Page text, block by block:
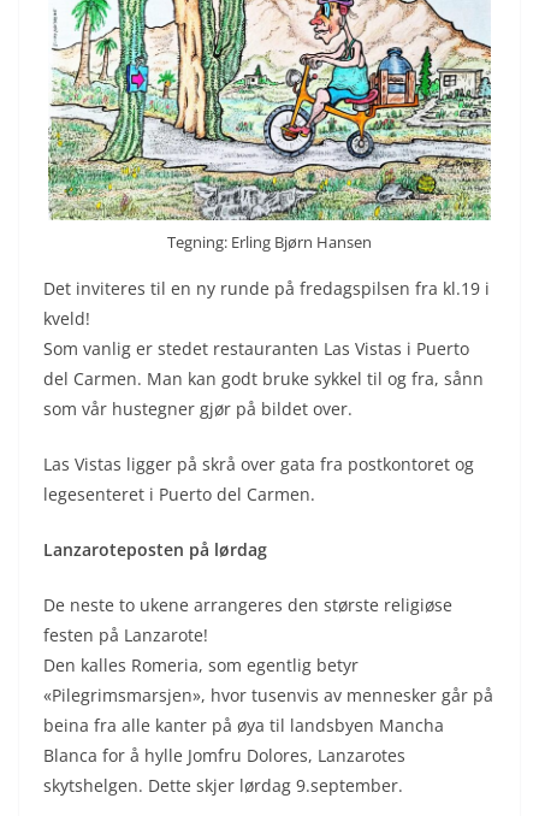
Tegning: Erling Bjørn Hansen
Det inviteres til en ny runde på fredagspilsen fra kl.19 i
kveld!
Som vanlig er stedet restauranten Las Vistas i Puerto
del Carmen. Man kan godt bruke sykkel til og fra, sånn
som vår hustegner gjør på bildet over.
Las Vistas ligger på skrå over gata fra postkontoret og
legesenteret i Puerto del Carmen.
Lanzaroteposten på lørdag
De neste to ukene arrangeres den største religiøse
festen på Lanzarote!
Den kalles Romeria, som egentlig betyr
«Pilegrimsmarsjen», hvor tusenvis av mennesker går på
beina fra alle kanter på øya til landsbyen Mancha
Blanca for å hylle Jomfru Dolores, Lanzarotes
skytshelgen. Dette skjer lørdag 9.september.